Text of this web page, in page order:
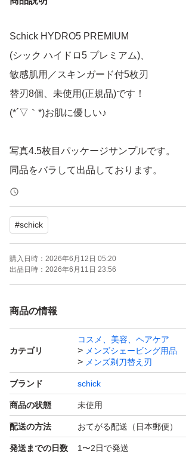
Schick HYDRO5 PREMIUM
(シック ハイドロ5 プレミアム)、
敏感肌用／スキンガード付5枚刃
替刃8個、未使用(正規品)です！
(*´▽｀*)お肌に優しい♪
写真4.5枚目パッケージサンプルです。
同品をバラして出品しております。
4個入りケース2個付きです。
ハイドロシリーズの敏感肌用です。
シックシリーズは全て互換性があります
他のシックシリーズ本体にも替刃は適用
■アロエ+ビタミンE配合／肌への摩擦を
■フリップ式トリマー／細かい部分まで
■スキンガード付5枚刃／ヒリヒリから肌
■皮膚科医のテスト済み
ゾーリゾーリと剃りまくって下さい！
ヾ(⌒(_*・ω・)_ 毛を刈られたの羊のよ
#schick
購入日時： 2026年6月12日 05:20
出品日時： 2026年6月11日 23:56
商品の情報
カテゴリ
コスメ、美容、ヘアケア
メンズシェービング用品
メンズ剃刀替え刃
ブランド schick
商品の状態 未使用
配送の方法 おてがる配送（日本郵便）
発送までの日数 1〜2日で発送